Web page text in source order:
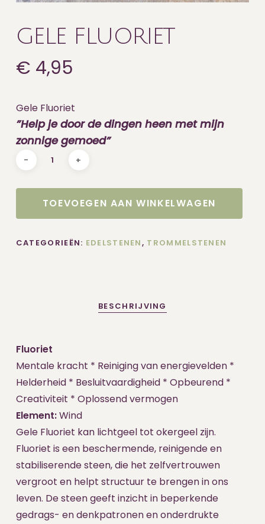
GELE FLUORIET
€ 4,95
Gele Fluoriet
”Help je door de dingen heen met mijn
zonnige gemoed”
TOEVOEGEN AAN WINKELWAGEN
CATEGORIEËN: EDELSTENEN, TROMMELSTENEN
BESCHRIJVING
Fluoriet
Mentale kracht * Reiniging van energievelden *
Helderheid * Besluitvaardigheid * Opbeurend *
Creativiteit * Oplossend vermogen
Element:Wind
Gele Fluoriet kan lichtgeel tot okergeel zijn.
Fluoriet is een beschermende, reinigende en
stabiliserende steen, die het zelfvertrouwen
vergroot en helpt structuur te brengen in ons
leven. De steen geeft inzicht in beperkende
gedrags- en denkpatronen en onderdrukte